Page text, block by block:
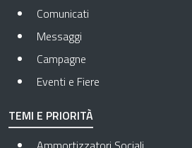
Comunicati
Messaggi
Campagne
Eventi e Fiere
TEMI E PRIORITÀ